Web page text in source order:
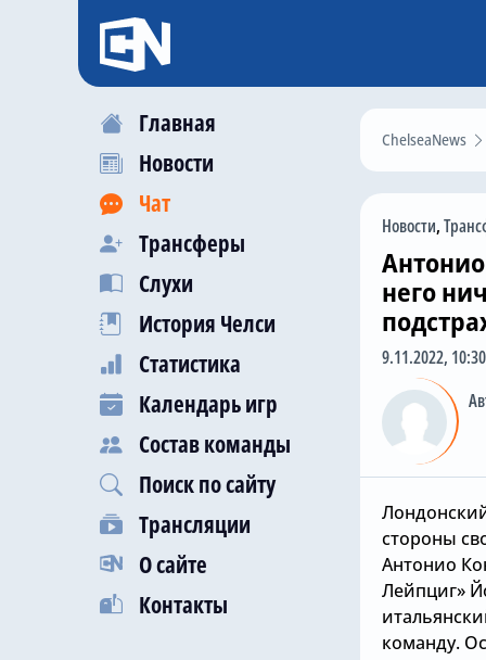
Главная
Новости
Чат
Трансферы
Слухи
История Челси
Статистика
Календарь игр
Состав команды
Поиск по сайту
Трансляции
О сайте
Контакты
ChelseaNews
Новости,
него
9.11.2022, 10:30
стороны
Антонио
Лейпциг»
команду.